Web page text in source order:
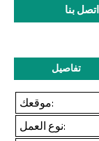
اتصل بنا
تفاصيل
موقعك:
نوع العمل: